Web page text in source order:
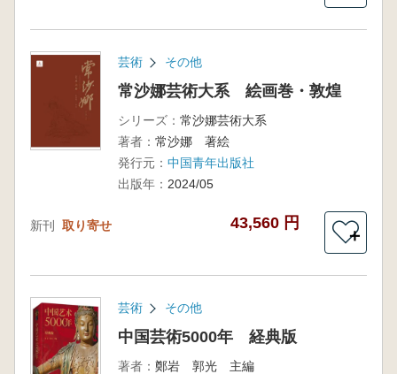
芸術 その他
常沙娜芸術大系 絵画巻・敦煌
シリーズ： 常沙娜芸術大系
著者： 常沙娜 著絵
発行元： 中国青年出版社
出版年： 2024/05
新刊 取り寄せ 43,560 円
＋
芸術 その他
中国芸術5000年 経典版
著者： 鄭岩 郭光 主編